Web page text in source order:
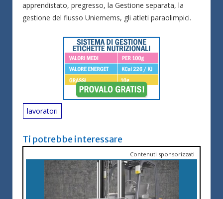
apprendistato, pregresso, la Gestione separata, la
gestione del flusso Uniemems, gli atleti paraolimpici.
lavoratori
Ti potrebbe interessare
Contenuti sponsorizzati